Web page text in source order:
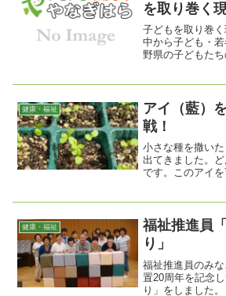
を取り巻く
子どもを取り巻
中から子ども・
野県の子どもた
ていただきます
（土）１３：３
局 小林啓子さ
健康・福祉
アイ（藍）
戦！
小さな種を撒い
出てきました。
です。このアイを
てみませんか？
い！この藍の種
います。
健康・福祉
福祉推進員
り」
福祉推進員のみ
置20周年を記念
り」をしました